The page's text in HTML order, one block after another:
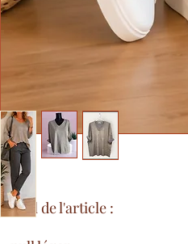
Détail de l'article :